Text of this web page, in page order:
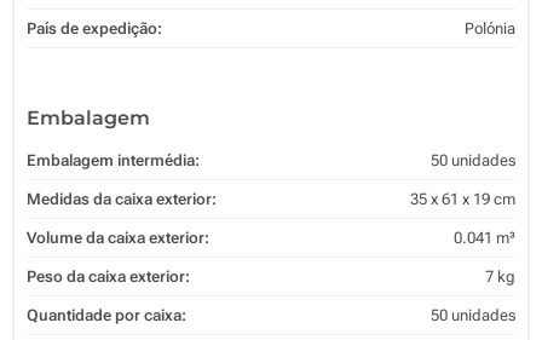
País de expedição: Polónia
Embalagem
Embalagem intermédia: 50 unidades
Medidas da caixa exterior: 35 x 61 x 19 cm
Volume da caixa exterior: 0.041 m³
Peso da caixa exterior: 7 kg
Quantidade por caixa: 50 unidades